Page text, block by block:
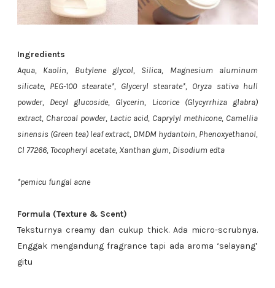
Ingredients
Aqua, Kaolin, Butylene glycol, Silica, Magnesium aluminum
silicate, PEG-100 stearate*, Glyceryl stearate*, Oryza sativa hull
powder, Decyl glucoside, Glycerin, Licorice (Glycyrrhiza glabra)
extract, Charcoal powder, Lactic acid, Caprylyl methicone, Camellia
sinensis (Green tea) leaf extract, DMDM hydantoin, Phenoxyethanol,
Cl 77266, Tocopheryl acetate, Xanthan gum, Disodium edta
*pemicu fungal acne
Formula (Texture & Scent)
Teksturnya creamy dan cukup thick. Ada micro-scrubnya.
Enggak mengandung fragrance tapi ada aroma ‘selayang’
gitu